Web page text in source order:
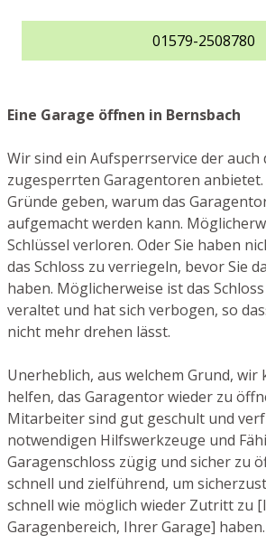
01579-2508780
Eine Garage öffnen in Bernsbach
Wir sind ein Aufsperrservice der auch
zugesperrten Garagentoren anbietet.
Gründe geben, warum das
aufgemacht werden kann.
Schlüssel verloren. Oder Sie haben
das Schloss zu verriegeln, bevor Sie
haben. Möglicherweise ist das
veraltet und hat sich verbogen, so
nicht mehr drehen lässt.
Unerheblich, aus welchem Grund, wir
helfen, das Garagentor wieder zu
Mitarbeiter sind gut geschult und
notwendigen Hilfswerkzeuge und
Garagenschloss zügig und sicher zu
schnell und zielführend, um
schnell wie möglich wieder Zutritt zu
Garagenbereich, Ihrer Garage] haben.